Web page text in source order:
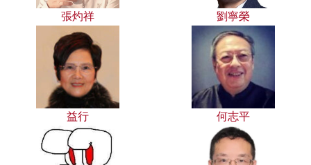
張灼祥 劉寧榮
益行 何志平